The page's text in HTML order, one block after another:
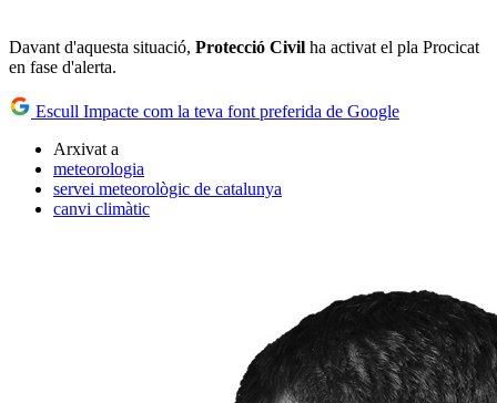
Davant d'aquesta situació, Protecció Civil ha activat el pla Procicat
en fase d'alerta.
Escull Impacte com la teva font preferida de Google
Arxivat a
meteorologia
servei meteorològic de catalunya
canvi climàtic